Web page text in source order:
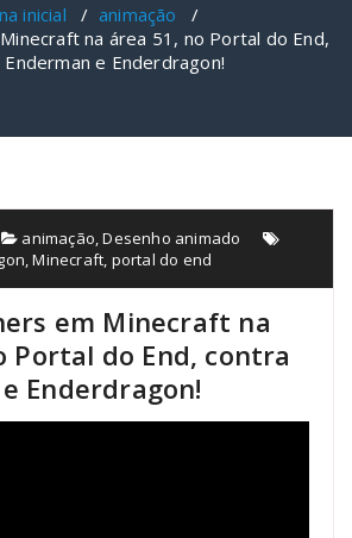
inicial /animação /
na área 51, no Portal do End,
e Enderdragon!
animação,Desenho animado
,Minecraft, portal do end
em Minecraft na
Portal do End, contra
Enderdragon!